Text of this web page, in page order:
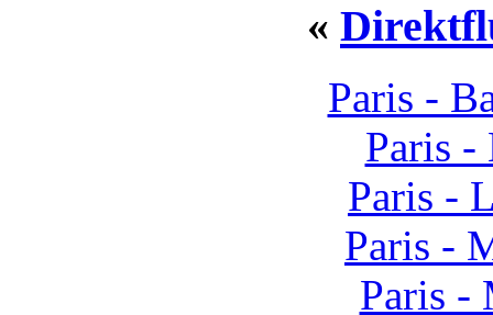
«
Paris -
Paris
Paris -
Paris -
Paris